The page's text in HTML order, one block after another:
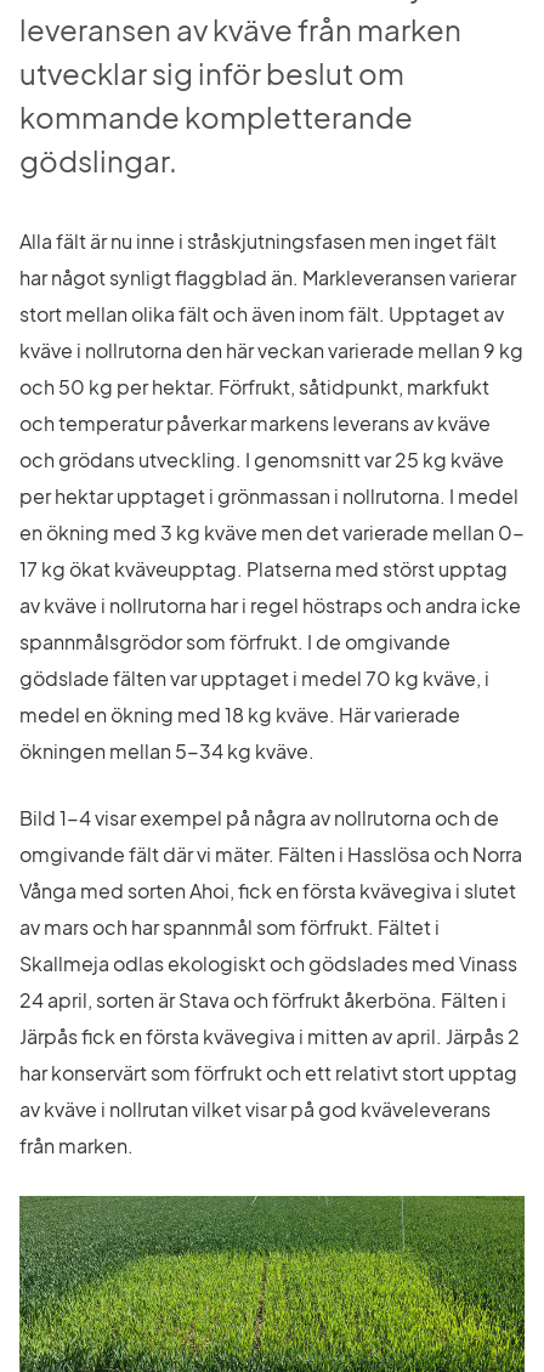
leveransen av kväve från marken
utvecklar sig inför beslut om
kommande kompletterande
gödslingar.
Alla fält är nu inne i stråskjutningsfasen men inget fält
har något synligt flaggblad än. Markleveransen varierar
stort mellan olika fält och även inom fält. Upptaget av
kväve i nollrutorna den här veckan varierade mellan 9 kg
och 50 kg per hektar. Förfrukt, såtidpunkt, markfukt
och temperatur påverkar markens leverans av kväve
och grödans utveckling. I genomsnitt var 25 kg kväve
per hektar upptaget i grönmassan i nollrutorna. I medel
en ökning med 3 kg kväve men det varierade mellan 0-
17 kg ökat kväveupptag. Platserna med störst upptag
av kväve i nollrutorna har i regel höstraps och andra icke
spannmålsgrödor som förfrukt. I de omgivande
gödslade fälten var upptaget i medel 70 kg kväve, i
medel en ökning med 18 kg kväve. Här varierade
ökningen mellan 5-34 kg kväve.
Bild 1-4 visar exempel på några av nollrutorna och de
omgivande fält där vi mäter. Fälten i Hasslösa och Norra
Vånga med sorten Ahoi, fick en första kvävegiva i slutet
av mars och har spannmål som förfrukt. Fältet i
Skallmeja odlas ekologiskt och gödslades med Vinass
24 april, sorten är Stava och förfrukt åkerböna. Fälten i
Järpås fick en första kvävegiva i mitten av april. Järpås 2
har konservärt som förfrukt och ett relativt stort upptag
av kväve i nollrutan vilket visar på god kväveleverans
från marken.